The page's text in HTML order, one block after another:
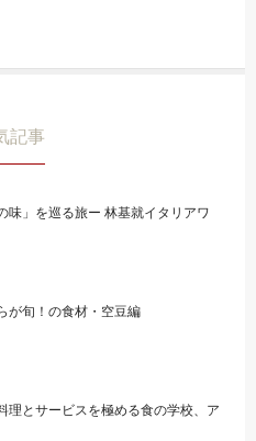
記事
味」を巡る旅ー 林基就イタリアワ
が旬！の食材・空豆編
理とサービスを極める食の学校、ア